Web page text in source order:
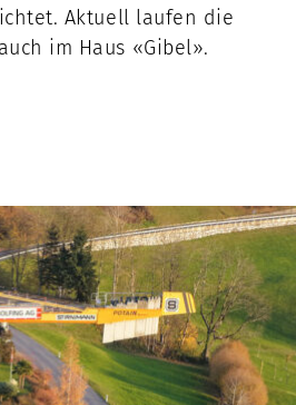
Aktuell laufen die
im Haus «Gibel».